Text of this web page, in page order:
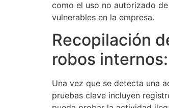
como el uso no autorizado
vulnerables en la empresa.
Recopilación
robos
Una vez que se detecta una
pruebas clave incluyen